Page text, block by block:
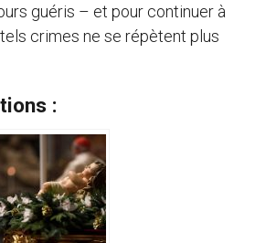
guéris – et pour continuer à
crimes ne se répètent plus
: